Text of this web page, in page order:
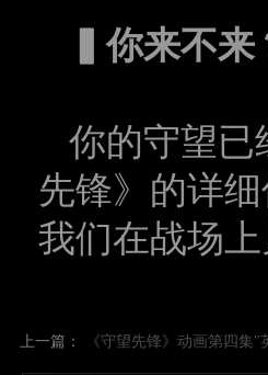
▍你来不来
你的守望已
先锋》的详细
我们在战场上
上一篇： 《守望先锋》动画第四集"